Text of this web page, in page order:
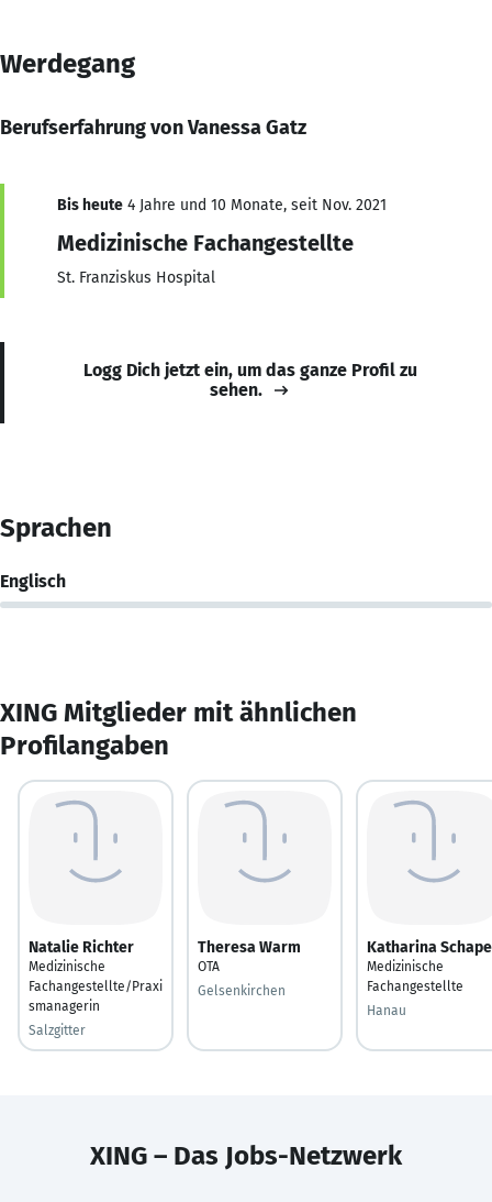
Werdegang
Berufserfahrung von Vanessa Gatz
Bis heute 4 Jahre und 10 Monate, seit Nov. 2021
Medizinische Fachangestellte
St. Franziskus Hospital
Logg Dich jetzt ein, um das ganze Profil zu
sehen.
Sprachen
Englisch
XING Mitglieder mit ähnlichen
Profilangaben
Natalie Richter
Medizinische
Fachangestellte/Praxi
smanagerin
Salzgitter
Theresa Warm
OTA
Gelsenkirchen
Katharina
Medizinische
Fachangestellte
Hanau
XING – Das Jobs-Netzwerk